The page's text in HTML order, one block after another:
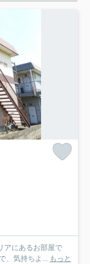
アにあるお部屋で
、気持ちよ... もっと